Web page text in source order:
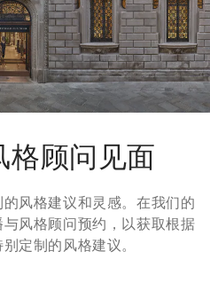
，30天换货服务。更多信息，
格顾问见面
风格建议和灵感。在我们的
风格顾问预约，以获取根据
定制的风格建议。